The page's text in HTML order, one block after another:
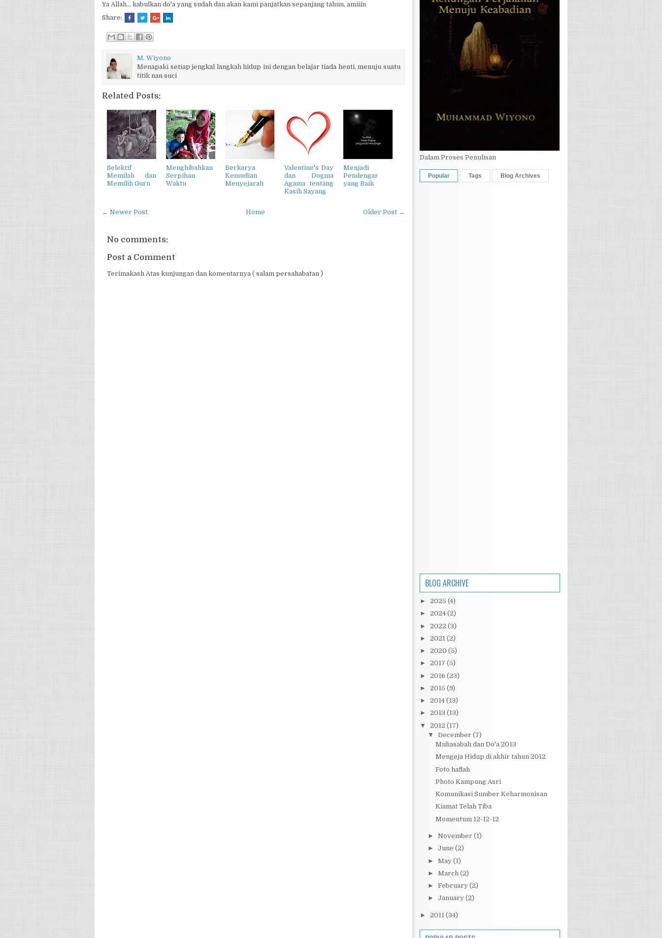
Ya Allah... kabulkan do'a yang sudah dan akan kami panjatkan sepanjang tahun, amiiin
Share:
M. Wiyono
Menapaki setiap jengkal langkah hidup ini dengan belajar tiada henti, menuju suatu
titik nan suci
Related Posts:
Selektif
Memilah dan
Memilih Guru
Menghibahkan
Serpihan
Waktu
Berkarya
Kemudian
Menyejarah
Valentine's Day
dan Dogma
Agama tentang
Kasih Sayang
Menjadi
Pendengar
yang Baik
← Newer Post Older Post →
Home
No comments:
Post a Comment
Terimakash Atas kunjungan dan komentarnya ( salam persahabatan )
Dalam Proses Penulisan
Popular Tags Blog Archives
BLOG ARCHIVE
► 2025 (4)
► 2024 (2)
► 2022 (3)
► 2021 (2)
► 2020 (5)
► 2017 (5)
► 2016 (23)
► 2015 (9)
► 2014 (13)
► 2013 (13)
▼ 2012 (17)
▼ December (7)
Muhasabah dan Do'a 2013
Mengeja Hidup di akhir tahun 2012
Foto haflah
Photo Kampung Asri
Komunikasi Sumber Keharmonisan
Kiamat Telah Tiba
Momentum 12-12-12
► November (1)
► June (2)
► May (1)
► March (2)
► February (2)
► January (2)
► 2011 (34)